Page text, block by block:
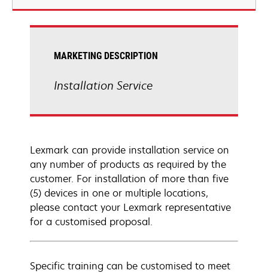
MARKETING DESCRIPTION
Installation Service
Lexmark can provide installation service on
any number of products as required by the
customer. For installation of more than five
(5) devices in one or multiple locations,
please contact your Lexmark representative
for a customised proposal.
Specific training can be customised to meet